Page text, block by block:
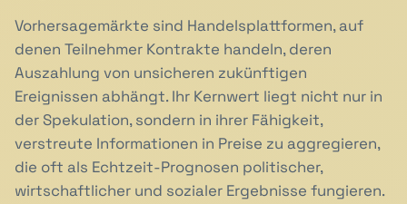
Vorhersagemärkte sind Handelsplattformen, auf
denen Teilnehmer Kontrakte handeln, deren
Auszahlung von unsicheren zukünftigen
Ereignissen abhängt. Ihr Kernwert liegt nicht nur in
der Spekulation, sondern in ihrer Fähigkeit,
verstreute Informationen in Preise zu aggregieren,
die oft als Echtzeit-Prognosen politischer,
wirtschaftlicher und sozialer Ergebnisse fungieren.